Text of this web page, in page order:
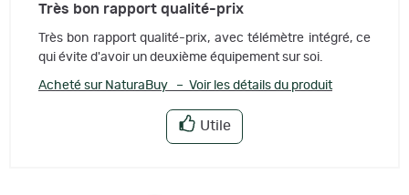
Très bon rapport qualité-prix
Très bon rapport qualité-prix, avec télémètre intégré, ce
qui évite d'avoir un deuxième équipement sur soi.
Acheté sur NaturaBuy – Voir les détails du produit
Utile